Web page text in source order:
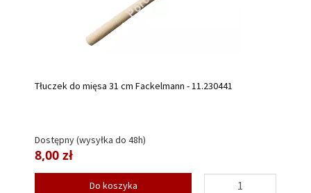
Tłuczek do mięsa 31 cm Fackelmann - 11.230441
Dostępny (wysyłka do 48h)
8,00 zł
Do koszyka